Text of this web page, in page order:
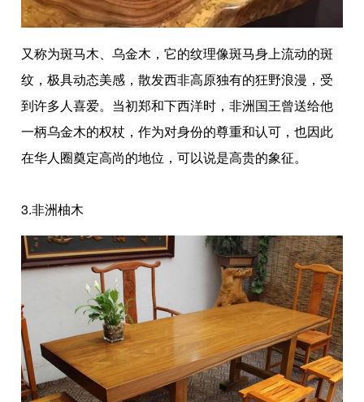
又称为斑马木、乌金木，它的纹理像斑马身上流动的斑
纹，极具动态美感，散发西非高原独有的狂野浪漫，受
到许多人喜爱。当初郑和下西洋时，非洲国王曾送给他
一柄乌金木的权杖，作为对身份的尊重和认可，也因此
在华人圈奠定高尚的地位，可以说是高贵的象征。
3.非洲柚木